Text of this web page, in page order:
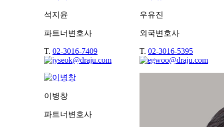
석지윤
파트너변호사
T. 02-3016-7409
우유진
외국변호사
T. 02-3016-5395
이병창
파트너변호사